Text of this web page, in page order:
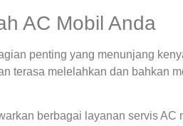
AC Mobil Anda
penting yang menunjang
terasa melelahkan dan bahkan
berbagai layanan servis